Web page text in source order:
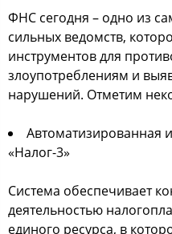
ФНС сегодня – одно из
сильных ведомств,
инструментов для
злоупотреблениям и
нарушений. Отметим
Автоматизированная
«Налог-3»
Система обеспечивает
деятельностью
единого ресурса, в